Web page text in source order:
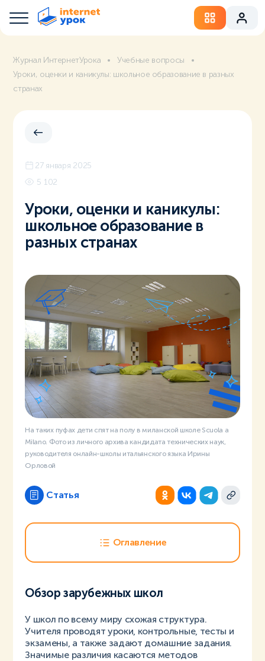
Журнал ИнтернетУрока
Учебные вопросы
Уроки, оценки и каникулы: школьное образование в разных
странах
27 января 2025
5 102
Уроки, оценки и каникулы:
школьное образование в
разных странах
На таких пуфах дети спят на полу в миланской школе Scuola a
Milano. Фото из личного архива кандидата технических наук,
руководителя онлайн-школы итальянского языка Ирины
Орловой
Статья
Оглавление
Обзор зарубежных школ
У школ по всему миру схожая структура.
Учителя проводят уроки, контрольные, тесты и
экзамены, а также задают домашние задания.
Значимые различия касаются методов